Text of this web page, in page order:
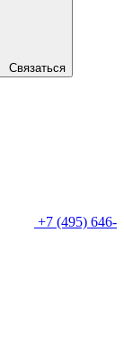
Связаться
+7 (495) 646-